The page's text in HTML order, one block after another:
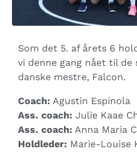
Som det 5. af årets 6
vi denne gang nået til de
danske mestre, Falcon.
Coach: Agustin Espinola
Ass. coach: Julie Kaae
Ass. coach: Anna Maria
Holdleder: Marie-Louise